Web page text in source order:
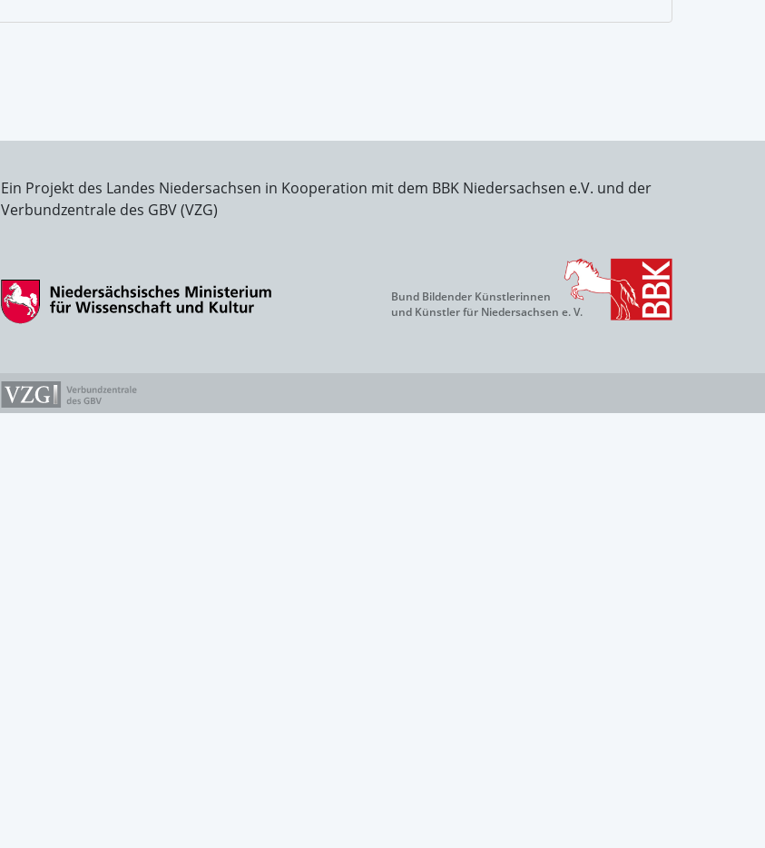
Ein Projekt des Landes Niedersachsen in Kooperation mit dem BBK Niedersachsen e.V. und der
Verbundzentrale des GBV (VZG)
Bund Bildender Künstlerinnen
und Künstler für Niedersachsen e. V.